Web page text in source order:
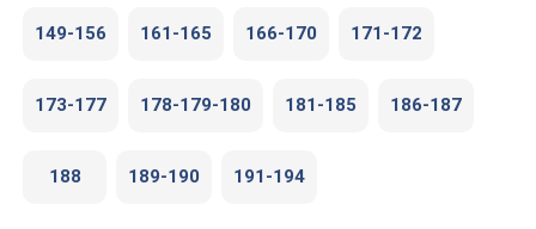
149-156 161-165 166-170 171-172
173-177 178-179-180 181-185 186-187
188 189-190 191-194